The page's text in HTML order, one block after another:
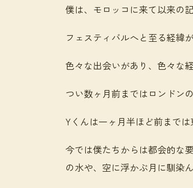
僕は、モロッコに来て以来の
フェスティバルへと至る経緯
色々な出会いがあり、色々な
つい数ヶ月前まではロンドン
Yくんは一ヶ月半ほど前まで
今では僕たちからは都会的な
の水や、空に浮かぶ月に馴染ん